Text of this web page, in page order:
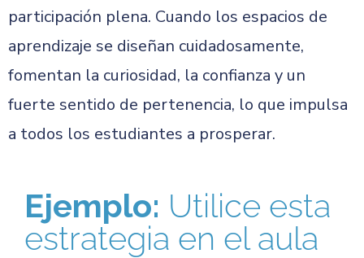
participación plena. Cuando los espacios de
aprendizaje se diseñan cuidadosamente,
fomentan la curiosidad, la confianza y un
fuerte sentido de pertenencia, lo que impulsa
a todos los estudiantes a prosperar.
Ejemplo: Utilice esta
estrategia en el aula